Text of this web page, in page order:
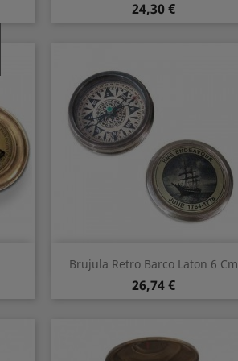
Preis
24,30 €
Brujula Retro Barco Laton 6 Cm
Preis
26,74 €
Vorschau